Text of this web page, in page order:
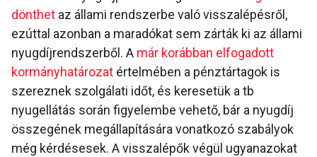
dönthet az állami rendszerbe való visszalépésről,
ezúttal azonban a maradókat sem zárták ki az állami
nyugdíjrendszerből. A már korábban elfogadott
kormányhatározat értelmében a pénztártagok is
szereznek szolgálati időt, és keresetük a tb
nyugellátás során figyelembe vehető, bár a nyugdíj
összegének megállapítására vonatkozó szabályok
még kérdésesek. A visszalépők végül ugyanazokat